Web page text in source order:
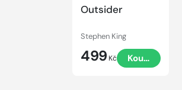
Outsider
Stephen King
499 Kč Koupit